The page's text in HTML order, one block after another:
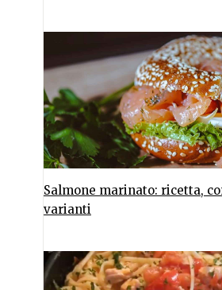
Salmone marinato: ricetta,
varianti